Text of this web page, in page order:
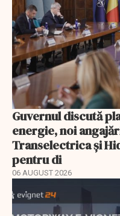
Guvernul discută
energie, noi
Transelectrica și
pentru di
06 AUGUST 2026